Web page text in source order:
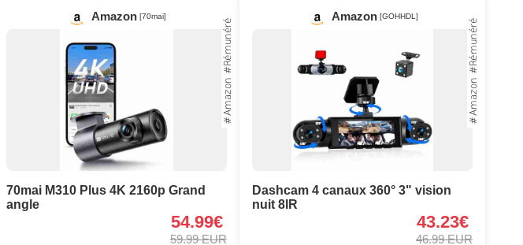
Amazon [70mai]
70mai M310 Plus 4K 2160p Grand
angle
54.99€
59.99 EUR
Amazon [GOHHDL]
Dashcam 4 canaux 360° 3" vision
nuit 8IR
43.23€
46.99 EUR